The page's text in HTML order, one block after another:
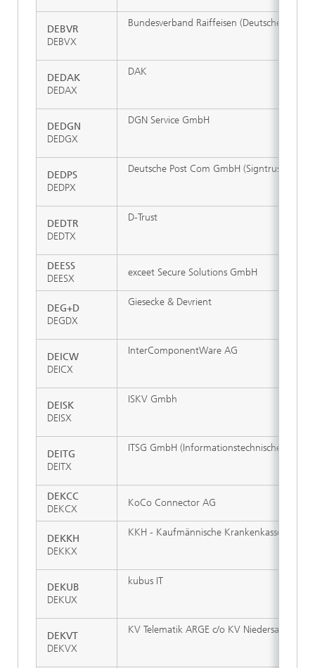
Bundesverband Raiffeisen (Deutscher
DAK
DGN Service GmbH
Deutsche Post Com GmbH (Signtrust)
D-Trust
exceet Secure Solutions GmbH
Giesecke & Devrient
InterComponentWare AG
ISKV Gmbh
ITSG GmbH (Informationstechnische
KoCo Connector AG
KKH - Kaufmännische Krankenkasse
kubus IT
KV Telematik ARGE c/o KV Niedersachsen
DEBVR
DEBVX
DEDAK
DEDAX
DEDGN
DEDGX
DEDPS
DEDPX
DEDTR
DEDTX
DEESS
DEESX
DEG+D
DEGDX
DEICW
DEICX
DEISK
DEISX
DEITG
DEITX
DEKCC
DEKCX
DEKKH
DEKKX
DEKUB
DEKUX
DEKVT
DEKVX